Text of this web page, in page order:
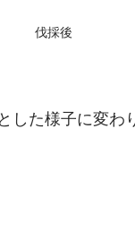
伐採後
た様子に変わ